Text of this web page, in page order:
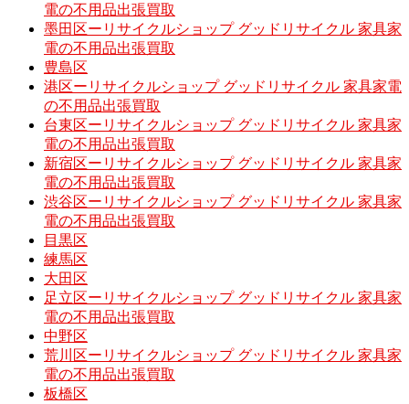
電の不用品出張買取
墨田区ーリサイクルショップ グッドリサイクル 家具家
電の不用品出張買取
豊島区
港区ーリサイクルショップ グッドリサイクル 家具家電
の不用品出張買取
台東区ーリサイクルショップ グッドリサイクル 家具家
電の不用品出張買取
新宿区ーリサイクルショップ グッドリサイクル 家具家
電の不用品出張買取
渋谷区ーリサイクルショップ グッドリサイクル 家具家
電の不用品出張買取
目黒区
練馬区
大田区
足立区ーリサイクルショップ グッドリサイクル 家具家
電の不用品出張買取
中野区
荒川区ーリサイクルショップ グッドリサイクル 家具家
電の不用品出張買取
板橋区